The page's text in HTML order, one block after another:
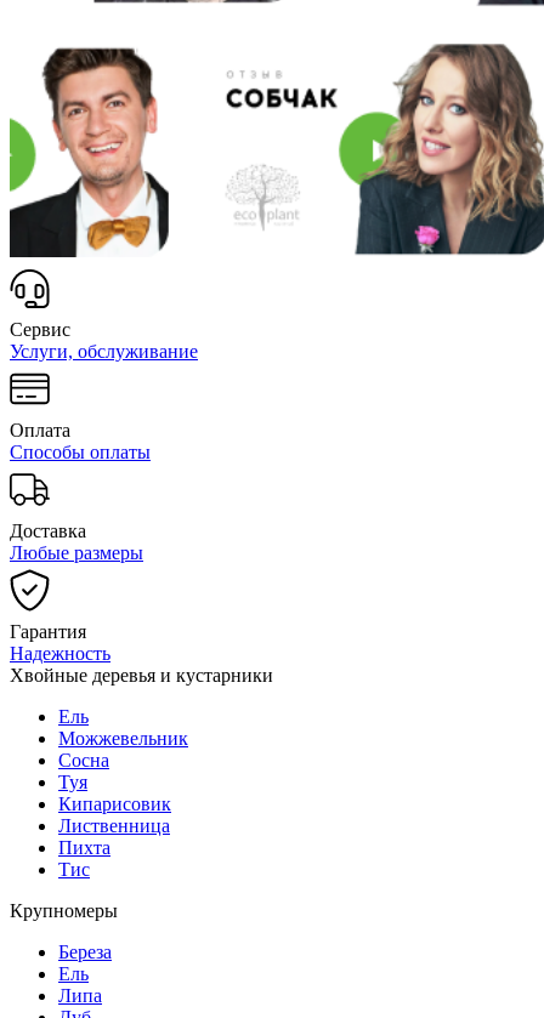
Сервис
Услуги, обслуживание
Оплата
Способы оплаты
Доставка
Любые размеры
Гарантия
Надежность
Хвойные деревья и кустарники
Ель
Можжевельник
Сосна
Туя
Кипарисовик
Лиственница
Пихта
Тис
Крупномеры
Береза
Ель
Липа